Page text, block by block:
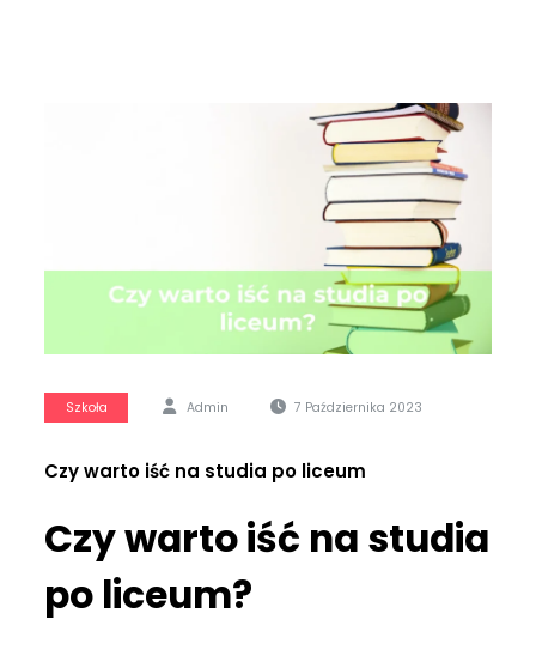
Szkoła Admin 7 Października 2023
Czy warto iść na studia po liceum
Czy warto iść na studia
po liceum?